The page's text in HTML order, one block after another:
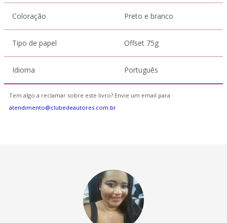
Coloração Preto e branco
Tipo de papel Offset 75g
Idioma Português
Tem algo a reclamar sobre este livro? Envie um email para
atendimento@clubedeautores.com.br